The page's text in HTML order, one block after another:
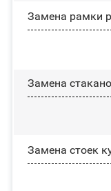
Замена рамки
Замена
Замена стоек